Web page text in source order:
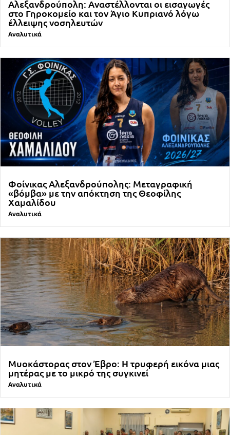
Αλεξανδρούπολη: Αναστέλλονται οι εισαγωγές
στο Γηροκομείο και τον Άγιο Κυπριανό λόγω
έλλειψης νοσηλευτών
Αναλυτικά
Φοίνικας Αλεξανδρούπολης: Μεταγραφική
«βόμβα» με την απόκτηση της Θεοφίλης
Χαμαλίδου
Αναλυτικά
Μυοκάστορας στον Έβρο: Η τρυφερή εικόνα μιας
μητέρας με το μικρό της συγκινεί
Αναλυτικά